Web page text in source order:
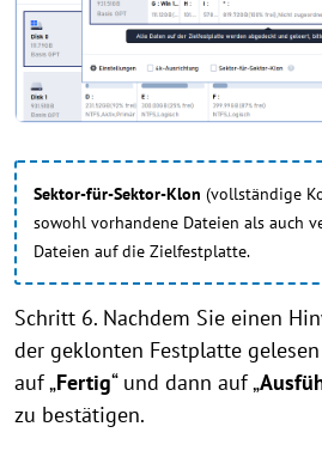
Sektor-für-Sektor-Klon (vollständige
sowohl vorhandene Dateien als auch
Dateien auf die Zielfestplatte.
Schritt 6. Nachdem Sie einen
der geklonten Festplatte
auf „Fertig“ und dann auf „
zu bestätigen.